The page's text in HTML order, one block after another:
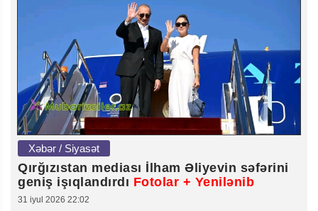
Xəbər / Siyasət
Qırğızıstan mediası İlham Əliyevin səfərini
geniş işıqlandırdı Fotolar + Yenilənib
31 iyul 2026 22:02